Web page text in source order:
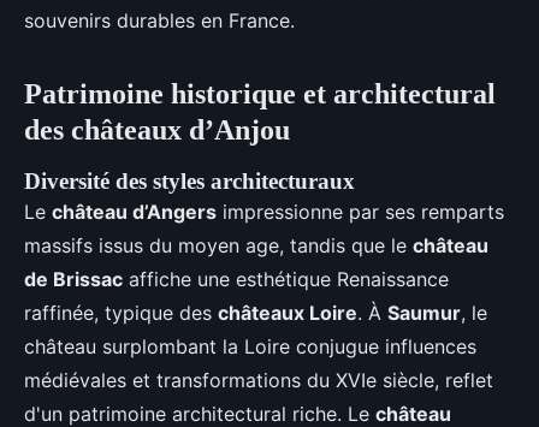
souvenirs durables en France.
Patrimoine historique et architectural
des châteaux d’Anjou
Diversité des styles architecturaux
Le château d’Angers impressionne par ses remparts
massifs issus du moyen age, tandis que le château
de Brissac affiche une esthétique Renaissance
raffinée, typique des châteaux Loire. À Saumur, le
château surplombant la Loire conjugue influences
médiévales et transformations du XVIe siècle, reflet
d'un patrimoine architectural riche. Le château